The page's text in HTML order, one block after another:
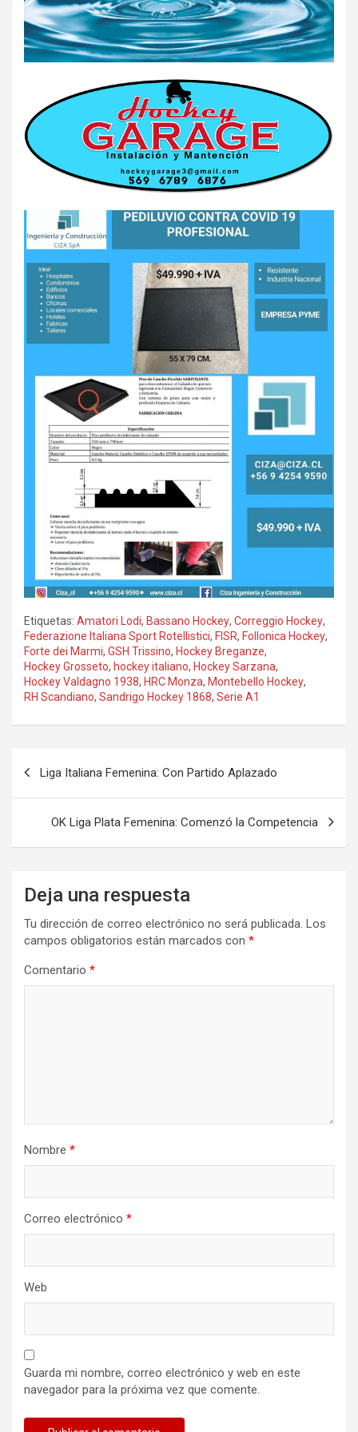
Etiquetas: Amatori Lodi, Bassano Hockey, Correggio Hockey,
Federazione Italiana Sport Rotellistici, FISR, Follonica Hockey,
Forte dei Marmi, GSH Trissino, Hockey Breganze,
Hockey Grosseto, hockey italiano, Hockey Sarzana,
Hockey Valdagno 1938, HRC Monza, Montebello Hockey,
RH Scandiano, Sandrigo Hockey 1868, Serie A1
Liga Italiana Femenina: Con Partido Aplazado
OK Liga Plata Femenina: Comenzó la Competencia
Deja una respuesta
Tu dirección de correo electrónico no será publicada. Los
campos obligatorios están marcados con *
Comentario *
Nombre *
Correo electrónico *
Web
Guarda mi nombre, correo electrónico y web en este
navegador para la próxima vez que comente.